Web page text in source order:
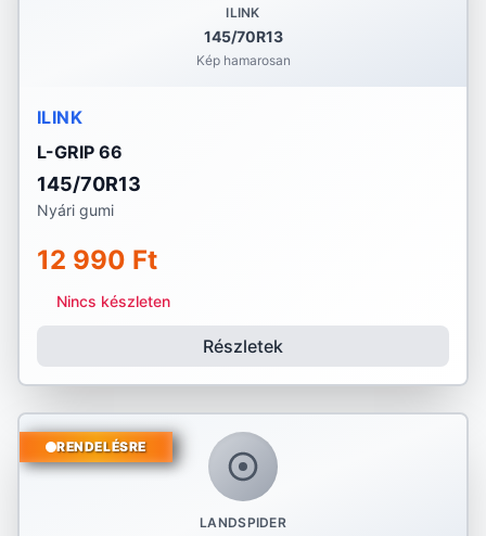
ILINK
145/70R13
Kép hamarosan
ILINK
L-GRIP 66
145/70R13
Nyári gumi
12 990 Ft
Nincs készleten
Részletek
LANDSPIDER
RENDELÉSRE